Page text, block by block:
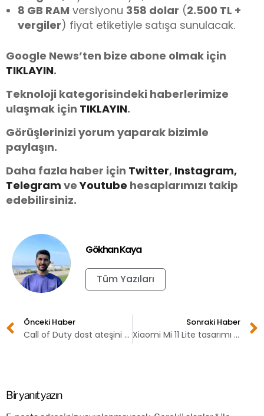
8 GB RAM versiyonu 358 dolar (2.500 TL +
vergiler) fiyat etiketiyle satışa sunulacak.
Google News’ten bize abone olmak için
TIKLAYIN.
Teknoloji kategorisindeki haberlerimize
ulaşmak için TIKLAYIN.
Görüşlerinizi yorum yaparak bizimle
paylaşın.
Daha fazla haber için Twitter, Instagram,
Telegram veYoutube hesaplarımızı takip
edebilirsiniz.
Gökhan Kaya
Tüm Yazıları
Önceki Haber
Call of Duty dost ateşini bitirecek bir güncelleme yayınlıyor
Sonraki Haber
Xiaomi Mi 11 Lite tasarımı ortaya çıktı
Bir yanıt yazın